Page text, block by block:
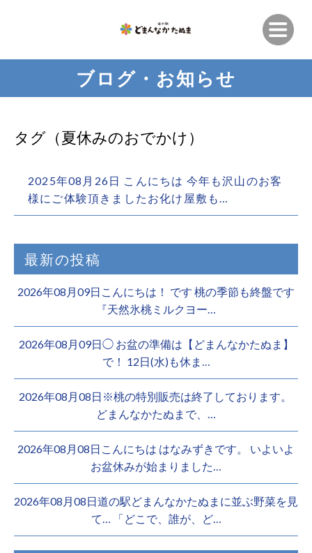
ブログ・お知らせ
タグ（夏休みのおでかけ）
2025年08月26日 こんにちは 今年も沢山のお客
様にご体験頂きましたお化け屋敷も…
最新の投稿
2026年08月09日こんにちは！ です 桃の季節も終盤です
『天然氷桃ミルクヨー…
2026年08月09日◯ お盆の準備は【どまんなかたぬま】
で！ 12日(水)も休ま…
2026年08月08日※桃の特別販売は終了しております。 ️
どまんなかたぬまで、…
2026年08月08日こんにちは はなみずきです。 いよいよ
お盆休みが始まりました…
2026年08月08日道の駅どまんなかたぬまに並ぶ野菜を見
て… 「どこで、誰が、ど…